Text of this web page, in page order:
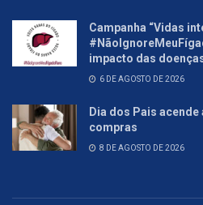
Campanha “Vidas
impacto das
6 DE AGOSTO DE 2026
Dia dos Pais
compras
8 DE AGOSTO DE 2026